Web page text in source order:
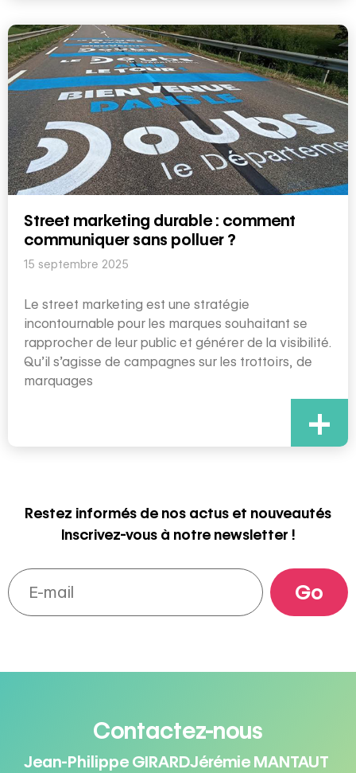
Street marketing durable : comment
communiquer sans polluer ?
15 septembre 2025
Le street marketing est une stratégie
incontournable pour les marques souhaitant se
rapprocher de leur public et générer de la visibilité.
Qu’il s’agisse de campagnes sur les trottoirs, de
marquages
+
Restez informés de nos actus et nouveautés
Inscrivez-vous à notre newsletter !
Contactez-nous
Jean-Philippe GIRARDJérémie MANTAUT